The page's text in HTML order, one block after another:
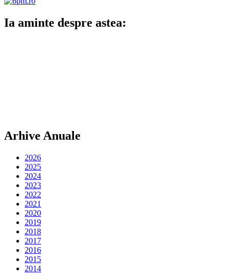
Ia aminte despre astea:
Arhive Anuale
2026
2025
2024
2023
2022
2021
2020
2019
2018
2017
2016
2015
2014